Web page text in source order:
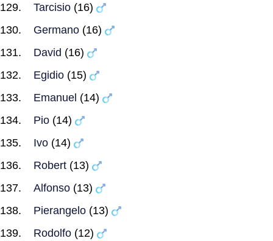
Tarcisio (16)
Germano (16)
David (16)
Egidio (15)
Emanuel (14)
Pio (14)
Ivo (14)
Robert (13)
Alfonso (13)
Pierangelo (13)
Rodolfo (12)